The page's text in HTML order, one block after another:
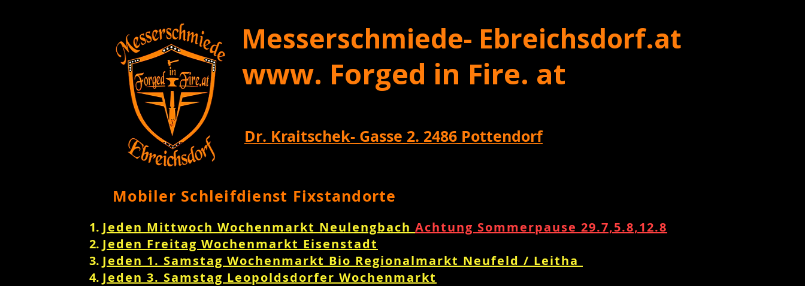
Messerschmiede- Ebreichsdorf.at
www. Forged in Fire. at
Dr. Kraitschek- Gasse 2. 2486 Pottendorf
Mobiler Schleifdienst Fixstandorte
Jeden Mittwoch Wochenmarkt Neulengbach Achtung Sommerpause 29.7,5.8,12.8
Jeden Freitag Wochenmarkt Eisenstadt
Jeden 1. Samstag Wochenmarkt Bio Regionalmarkt Neufeld / Leitha
Jeden 3. Samstag Leopoldsdorfer Wochenmarkt